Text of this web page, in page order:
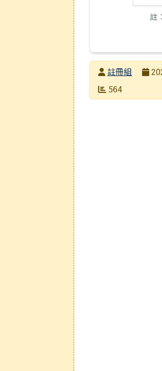
註
發布者註冊組
發布日期
瀏覽次數
564